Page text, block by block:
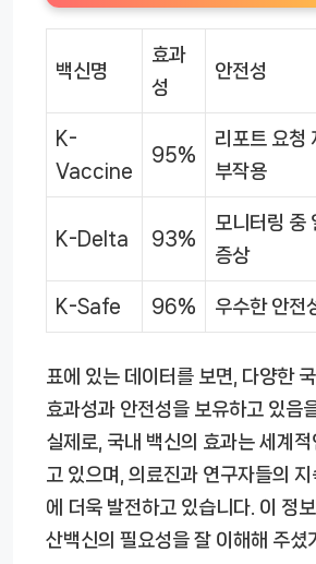
백신명
효과
성
안전성
K-
Vaccine
95%
리포트 요청
부작용
K-Delta 93%
모니터링 중
증상
K-Safe 96% 우수한 안전
표에 있는 데이터를 보면, 다양한
효과성과 안전성을 보유하고 있음
실제로, 국내 백신의 효과는 세계
고 있으며, 의료진과 연구자들의
에 더욱 발전하고 있습니다. 이 정
산백신의 필요성을 잘 이해해 주셨